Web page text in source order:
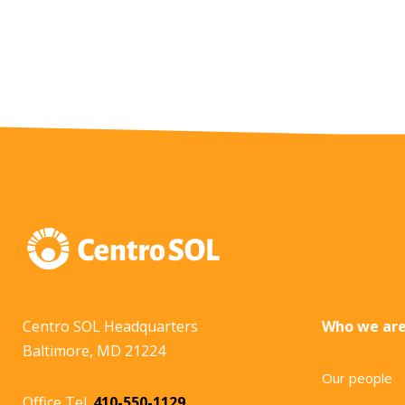
Centro SOL Headquarters
Baltimore, MD 21224
Who we are
Our people